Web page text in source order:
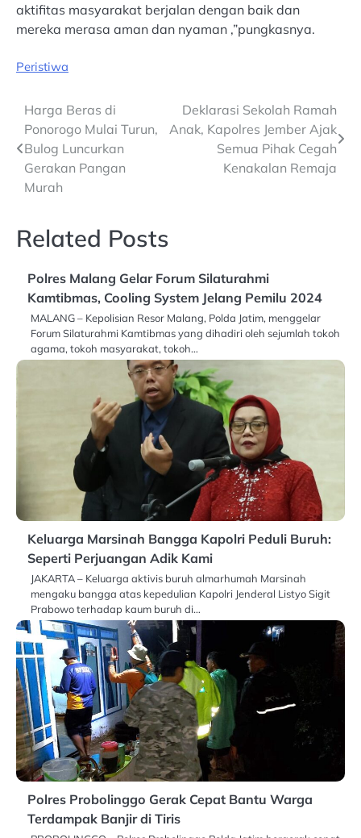
aktifitas masyarakat berjalan dengan baik dan
mereka merasa aman dan nyaman ,”pungkasnya.
Peristiwa
Post
navigation
Harga Beras di
Ponorogo Mulai Turun,
Bulog Luncurkan
Gerakan Pangan
Murah
Deklarasi Sekolah Ramah
Anak, Kapolres Jember Ajak
Semua Pihak Cegah
Kenakalan Remaja
Related Posts
Polres Malang Gelar Forum Silaturahmi
Kamtibmas, Cooling System Jelang Pemilu 2024
MALANG – Kepolisian Resor Malang, Polda Jatim, menggelar
Forum Silaturahmi Kamtibmas yang dihadiri oleh sejumlah tokoh
agama, tokoh masyarakat, tokoh…
Keluarga Marsinah Bangga Kapolri Peduli Buruh:
Seperti Perjuangan Adik Kami
JAKARTA – Keluarga aktivis buruh almarhumah Marsinah
mengaku bangga atas kepedulian Kapolri Jenderal Listyo Sigit
Prabowo terhadap kaum buruh di…
Polres Probolinggo Gerak Cepat Bantu Warga
Terdampak Banjir di Tiris